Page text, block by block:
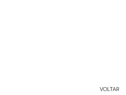
VOLTAR